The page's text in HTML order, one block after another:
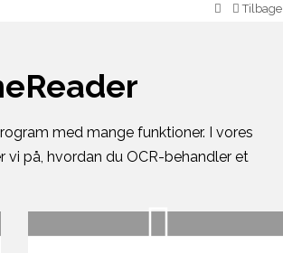
Tilbage
med mange funktioner. I vores
vi på, hvordan du OCR-behandler et